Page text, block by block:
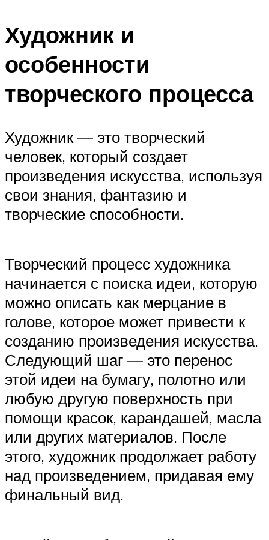
Художник и
особенности
творческого процесса
Художник — это творческий
человек, который создает
произведения искусства, используя
свои знания, фантазию и
творческие способности.
Творческий процесс художника
начинается с поиска идеи, которую
можно описать как мерцание в
голове, которое может привести к
созданию произведения искусства.
Следующий шаг — это перенос
этой идеи на бумагу, полотно или
любую другую поверхность при
помощи красок, карандашей, масла
или других материалов. После
этого, художник продолжает работу
над произведением, придавая ему
финальный вид.